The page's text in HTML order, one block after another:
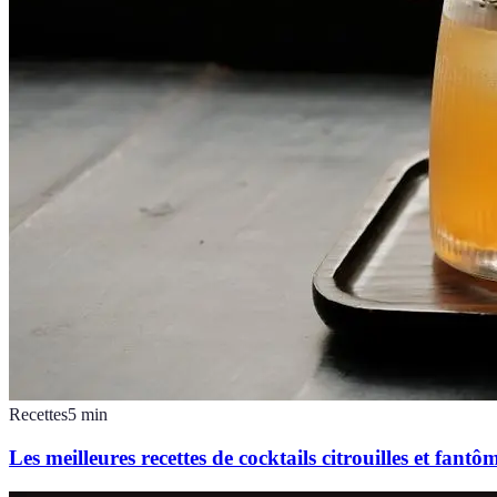
Recettes5 min
Les meilleures recettes de cocktails citrouilles et